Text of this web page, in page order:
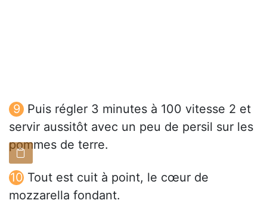
Puis régler 3 minutes à 100 vitesse 2 et
servir aussitôt avec un peu de persil sur les
pommes de terre.
Tout est cuit à point, le cœur de
mozzarella fondant.